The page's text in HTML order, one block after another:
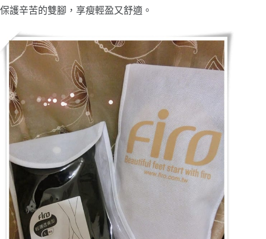
保護辛苦的雙腳，享瘦輕盈又舒適。